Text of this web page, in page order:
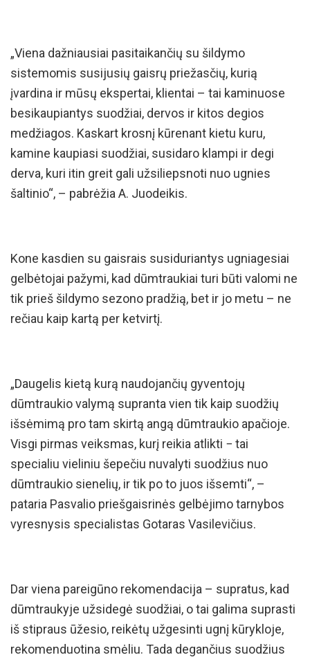
„Viena dažniausiai pasitaikančių su šildymo
sistemomis susijusių gaisrų priežasčių, kurią
įvardina ir mūsų ekspertai, klientai – tai kaminuose
besikaupiantys suodžiai, dervos ir kitos degios
medžiagos. Kaskart krosnį kūrenant kietu kuru,
kamine kaupiasi suodžiai, susidaro klampi ir degi
derva, kuri itin greit gali užsiliepsnoti nuo ugnies
šaltinio“, – pabrėžia A. Juodeikis.
Kone kasdien su gaisrais susiduriantys ugniagesiai
gelbėtojai pažymi, kad dūmtraukiai turi būti valomi ne
tik prieš šildymo sezono pradžią, bet ir jo metu – ne
rečiau kaip kartą per ketvirtį.
„Daugelis kietą kurą naudojančių gyventojų
dūmtraukio valymą supranta vien tik kaip suodžių
išsėmimą pro tam skirtą angą dūmtraukio apačioje.
Visgi pirmas veiksmas, kurį reikia atlikti − tai
specialiu vieliniu šepečiu nuvalyti suodžius nuo
dūmtraukio sienelių, ir tik po to juos išsemti“, –
pataria Pasvalio priešgaisrinės gelbėjimo tarnybos
vyresnysis specialistas Gotaras Vasilevičius.
Dar viena pareigūno rekomendacija – supratus, kad
dūmtraukyje užsidegė suodžiai, o tai galima suprasti
iš stipraus ūžesio, reikėtų užgesinti ugnį kūrykloje,
rekomenduotina smėliu. Tada degančius suodžius